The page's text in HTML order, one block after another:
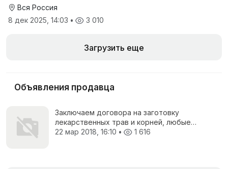
Вся Россия
8 дек 2025, 14:03 • 3 010
Загрузить еще
Объявления продавца
Заключаем договора на заготовку
лекарственных трав и корней, любые
необходимые Вам объемы!
22 мар 2018, 16:10 • 1 616